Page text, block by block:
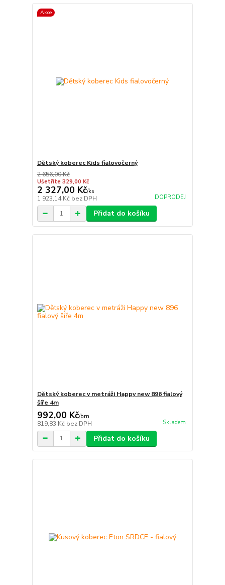
Akce
Dětský koberec Kids fialovočerný
2 656,00 Kč
Ušetříte 329,00 Kč
2 327,00 Kč/ks
1 923,14 Kč bez DPH DOPRODEJ
Přidat do košíku
Dětský koberec v metráži Happy new 896 fialový
šíře 4m
992,00 Kč/bm
819,83 Kč bez DPH Skladem
Přidat do košíku